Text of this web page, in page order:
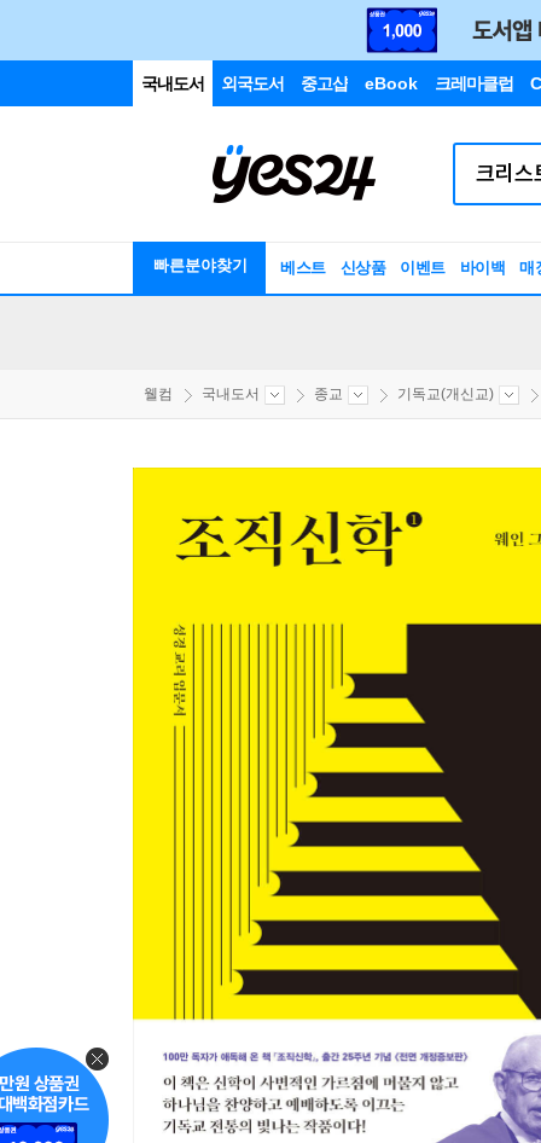
국내도서 외국도서 중고샵 eBook 크레마클럽
빠른분야찾기 베스트 신상품 이벤트 바이백 매
웰컴 국내도서 종교 기독교(개신교)